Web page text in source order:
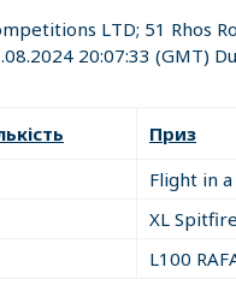
LTD; 51 Rhos
20:07:33 (GMT)
Приз
Flight in
XL
L100